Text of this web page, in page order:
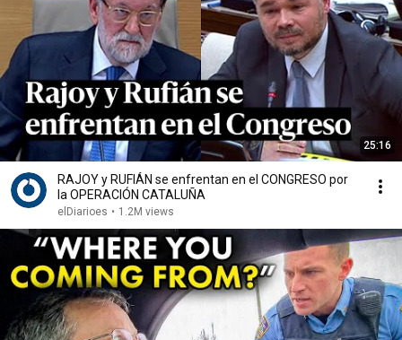
25:16
RAJOY y RUFIÁN se enfrentan en el CONGRESO por
la OPERACIÓN CATALUÑA
elDiarioes • 1.2M views